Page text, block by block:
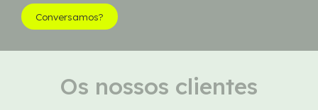
Conversamos?
Os nossos clientes